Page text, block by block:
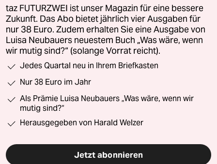
taz FUTURZWEI ist unser Magazin für eine bessere
Zukunft. Das Abo bietet jährlich vier Ausgaben für
nur 38 Euro. Zudem erhalten Sie eine Ausgabe von
Luisa Neubauers neuestem Buch „Was wäre, wenn
wir mutig sind?“ (solange Vorrat reicht).
Jedes Quartal neu in Ihrem Briefkasten
Nur 38 Euro im Jahr
Als Prämie Luisa Neubauers „Was wäre, wenn wir
mutig sind?“
Herausgegeben von Harald Welzer
Jetzt abonnieren